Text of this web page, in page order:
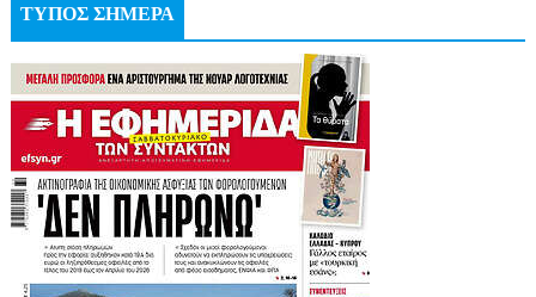
ΤΥΠΟΣ ΣΗΜΕΡΑ